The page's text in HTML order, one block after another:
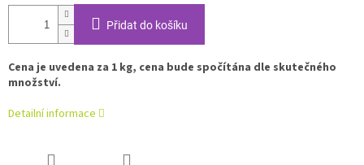
Přidat do košíku
Cena je uvedena za 1 kg, cena bude spočítána dle skutečného
množství.
Detailní informace